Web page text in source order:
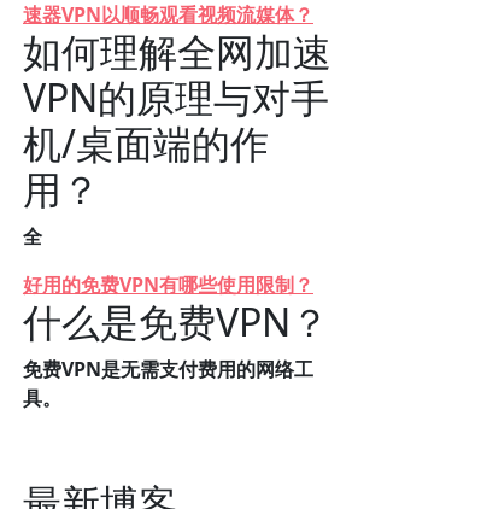
速器VPN以顺畅观看视频流媒体？
如何理解全网加速
VPN的原理与对手
机/桌面端的作
用？
全
好用的免费VPN有哪些使用限制？
什么是免费VPN？
免费VPN是无需支付费用的网络工
具。